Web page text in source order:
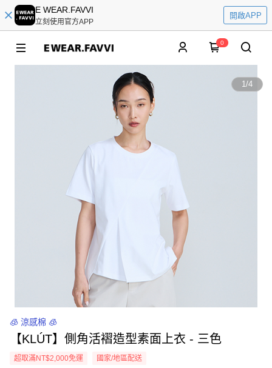
E WEAR.FAVVI
立刻使用官方APP
開啟APP
0
1/4
🧊 涼感棉 🧊
【KLÚT】側角活褶造型素面上衣 - 三色
超取滿NT$2,000免運 國家/地區配送